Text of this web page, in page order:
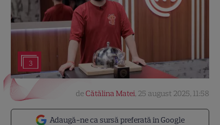
3
Adaugă-ne ca sursă preferată în Google
de Cătălina Matei, 25 august 2025, 11:58